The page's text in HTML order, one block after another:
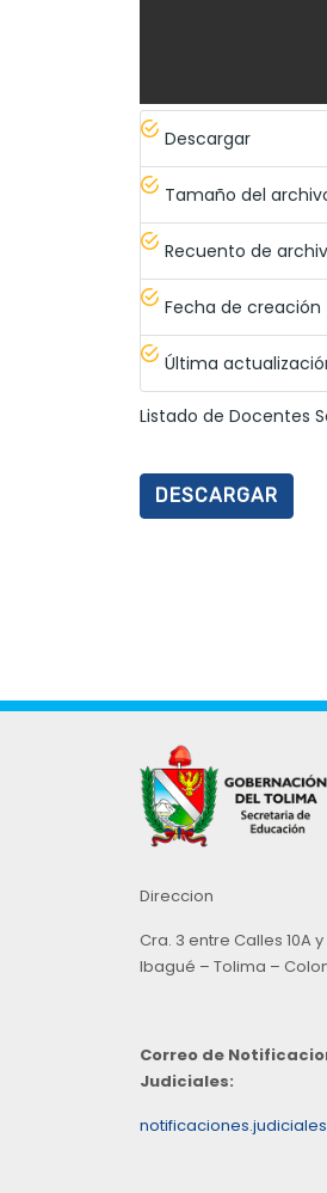
Descargar
Tamaño del
Recuento de
Fecha de creación
Última
Listado de Docentes
DESCARGAR
Direccion
Cra. 3 entre Calles 10A y
Ibagué – Tolima –
Correo de
Judiciales: